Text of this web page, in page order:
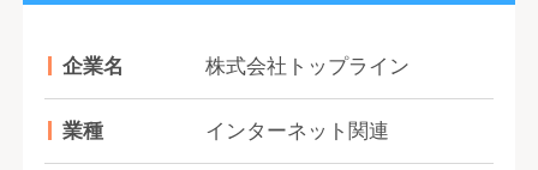
企業名 株式会社トップライン
業種 インターネット関連